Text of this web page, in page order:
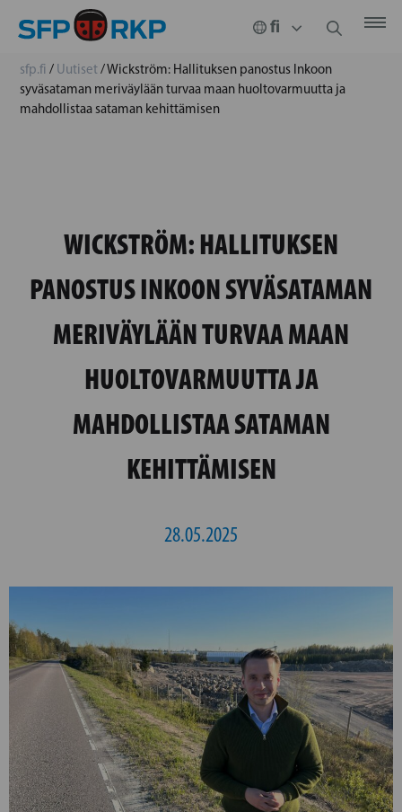
sfp.fi / Uutiset/Wickström: Hallituksen panostus Inkoon
syväsataman meriväylään turvaa maan huoltovarmuutta ja
mahdollistaa sataman kehittämisen
WICKSTRÖM: HALLITUKSEN
PANOSTUS INKOON SYVÄSATAMAN
MERIVÄYLÄÄN TURVAA MAAN
HUOLTOVARMUUTTA JA
MAHDOLLISTAA SATAMAN
KEHITTÄMISEN
28.05.2025